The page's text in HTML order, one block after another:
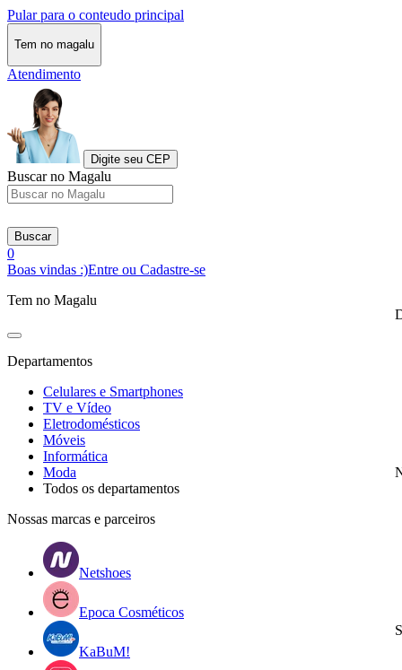
Pular para o conteudo principal
Tem no magalu
Atendimento
Digite seu CEP
Buscar no Magalu
Buscar
0
Boas vindas :)Entre ou Cadastre-se
Tem no Magalu
Departamentos
Celulares e Smartphones
TV e Vídeo
Eletrodomésticos
Móveis
Informática
Moda
Todos os departamentos
Nossas marcas e parceiros
Netshoes
Epoca Cosméticos
KaBuM!